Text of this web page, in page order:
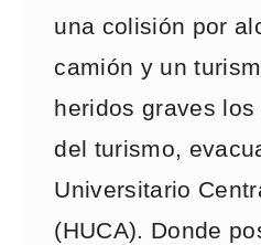
una colisión por
camión y un
heridos graves
del turismo,
Universitario
(HUCA). Donde